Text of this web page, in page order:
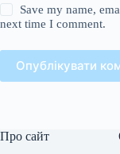
Save my name,
next time I comment.
Опублікувати
Про сайт